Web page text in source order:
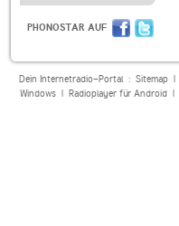
PHONOSTAR AUF
Dein Internetradio-Portal : Sitemap|
Windows| Radioplayer für Android|